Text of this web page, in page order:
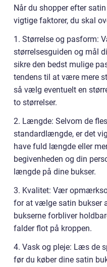
Når du shopper efter
vigtige faktorer, du skal
1. Størrelse og pasform:
størrelsesguiden og mål
sikre den bedst mulige
tendens til at være mere
så vælg eventuelt en
to størrelser.
2. Længde: Selvom de
standardlængde, er det
have fuld længde eller
begivenheden og din
længde på dine bukser.
3. Kvalitet: Vær
for at vælge satin bukser
bukserne forbliver
falder flot på kroppen.
4. Vask og pleje: Læs de
før du køber dine satin